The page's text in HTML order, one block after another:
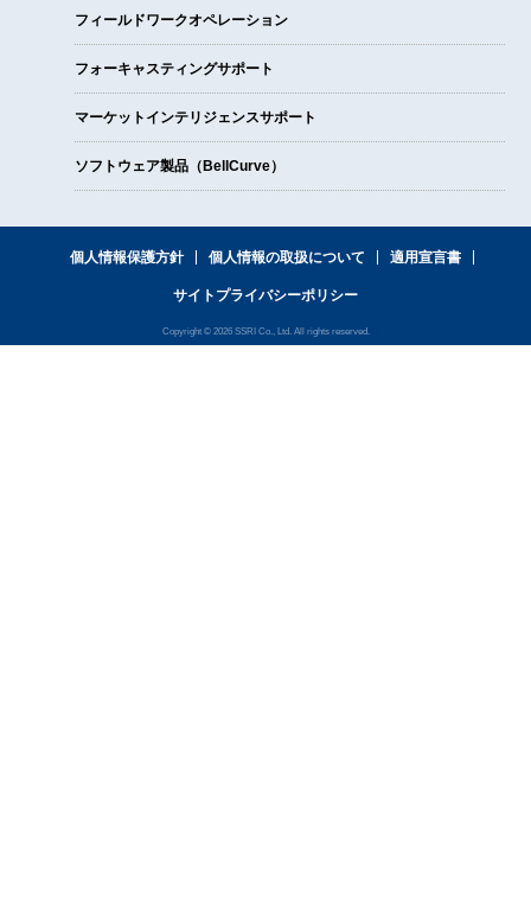
フィールドワークオペレーション
フォーキャスティングサポート
マーケットインテリジェンスサポート
ソフトウェア製品（BellCurve）
個人情報保護方針 個人情報の取扱について 適用宣言書
サイトプライバシーポリシー
Copyright © 2026 SSRI Co., Ltd. All rights reserved.